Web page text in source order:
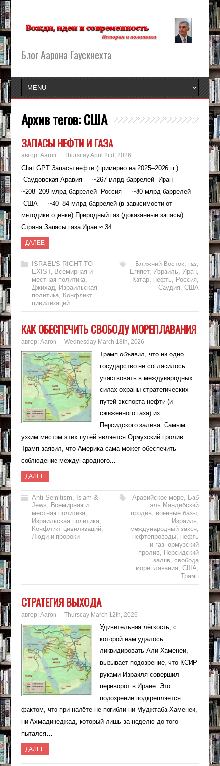
Блог Аарона Гаускнехта
Архив тегов:США
ЗАПАСЫ НЕФТИ И ГАЗА
автор: Aaron Thursday April 2nd, 2026
Chat GPT Запасы нефти (примерно на 2025–2026 гг.)
Саудовская Аравия — ~267 млрд баррелей Иран —
~208–209 млрд баррелей Россия — ~80 млрд баррелей
США — ~40–84 млрд баррелей (в зависимости от
методики оценки) Природный газ (доказанные запасы)
Страна Запасы газа Иран ≈ 34…
ДАЛЕЕ
ISRAEL'S RIGHT TO
EXIST, Всемирная и
местная политика,
Джихад, Израильская
политика, Конфликт
цивилизаций
Ближний Восток, газ,
Египет, Израиль, Иран,
Катар, нефть, Россия,
Саудия,США
КАК ОБЕСПЕЧИТЬ СВОБОДУ МОРЕПЛАВАНИЯ
автор: Aaron Wednesday March 18th, 2026
Трамп объявил, что ни одно
государство не согласилось
участвовать в международных
силах охраны стратегических
путей экспорта нефти (и
сжиженного газа) из
Персидского залива. Самым
узким местом этих путей является Ормузский пролив.
Трамп заявил, что Америка сама может обеспечить
соблюдение международного…
ДАЛЕЕ
Anti-Semitism, Islam &
Jews, Всемирная и
местная политика,
Израильская политика,
Конфликт цивилизаций,
Люди и пророки
Аравийское море, Баб
эль Мандебский
продив, военные базы,
Израиль,
международный закон,
нефтепроводы, нефть
и газ,ормузский
пролив, Персидский
залив,свобода
мореплавания,США,
Трамп
СТРАТЕГИЯ ВЫХОДА
автор: Aaron Thursday March 12th, 2026
Удивительная лёгкость, с
которой нам удалось
ликвидировать Али Хаменеи,
вызывает подозрение, что КСИР
руками Израиля совершил
переворот в Иране. Это
подозрение подкрепляется
фактом, что при налёте не погибли ни Муджтаба Хаменеи,
ни Ахмадинеджад, который лишь за неделю до того
пытался…
ДАЛЕЕ